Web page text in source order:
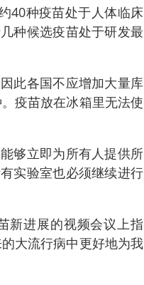
40种疫苗处于人体临床
种候选疫苗处于研发最
此各国不应增加大量库
疫苗放在冰箱里无法使
够立即为所有人提供所
实验室也必须继续进行
新进展的视频会议上指
大流行病中更好地为我